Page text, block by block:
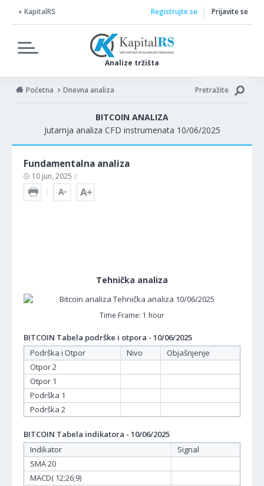
KapitalRS
Analize tržišta
Registrujte se Prijavite se
Početna Dnevna analiza Pretražite
BITCOIN ANALIZA
Jutarnja analiza CFD instrumenata 10/06/2025
Fundamentalna analiza
10 jun, 2025
Tehnička analiza
Time Frame: 1 hour
BITCOIN Tabela podrške i otpora - 10/06/2025
Podrška i Otpor
Nivo
Objašnjenje
Otpor 2
Otpor 1
Podrška 1
Podrška 2
BITCOIN Tabela indikatora - 10/06/2025
Indikator
Signal
SMA 20
MACD( 12;26;9)